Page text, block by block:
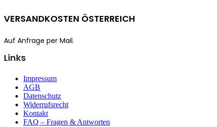
VERSANDKOSTEN ÖSTERREICH
Auf Anfrage per Mail.
Links
Impressum
AGB
Datenschutz
Widerrufsrecht
Kontakt
FAQ – Fragen & Antworten